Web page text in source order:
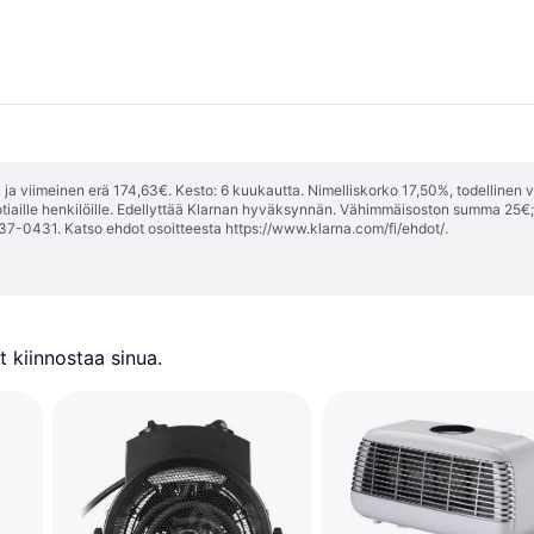
viimeinen erä 174,63€. Kesto: 6 kuukautta. Nimelliskorko 17,50%,
henkilöille. Edellyttää Klarnan hyväksynnän. Vähimmäisoston summa
0431. Katso ehdot osoitteesta https://www.klarna.com/fi/ehdot/.
kiinnostaa sinua.